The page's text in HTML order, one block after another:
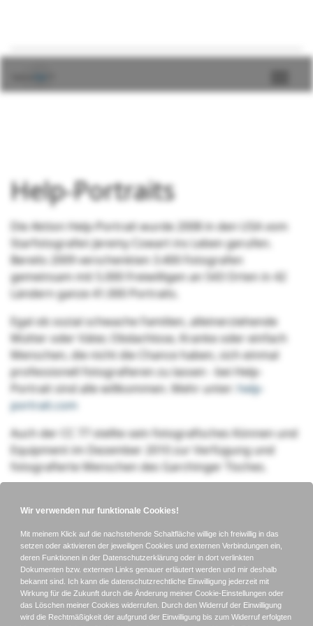
Help-Portraits
Die Aktion Help-Portrait wurde 2008 in den USA vom
Starfotografen Jeremy Cowart ins Leben gerufen.
Bereits 2009 verschenkten 3.400 Fotografen
gemeinsam mit 5.000 Freiwilligen an 543 Orten in 42
Ländern ganze 41.000 Portraits.
Egal ob sozial schwache Familien, alleinerziehende
Mütter oder Väter, Obdachlose, Kranke oder einfach
Menschen, die nicht die Chance haben, sich einmal
professionell fotografieren zu lassen - bei Help-
Portrait sind alle willkommen. Mehr unter: help-
portrait.com
Auch der CC 77 stellte sein fotografisches Können und
Equipment im Dezember 2010 zur Verfügung und
fotografierte Menschen des Garchinger Tisches.
Login für Mitglieder
Benutzername